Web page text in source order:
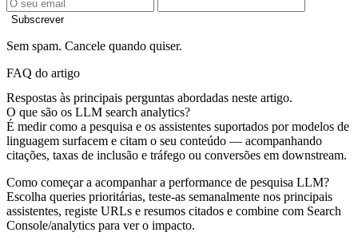
Subscrever
Sem spam. Cancele quando quiser.
FAQ do artigo
Respostas às principais perguntas abordadas neste artigo.
O que são os LLM search analytics?
É medir como a pesquisa e os assistentes suportados por modelos de
linguagem surfacem e citam o seu conteúdo — acompanhando
citações, taxas de inclusão e tráfego ou conversões em downstream.
Como começar a acompanhar a performance de pesquisa LLM?
Escolha queries prioritárias, teste-as semanalmente nos principais
assistentes, registe URLs e resumos citados e combine com Search
Console/analytics para ver o impacto.